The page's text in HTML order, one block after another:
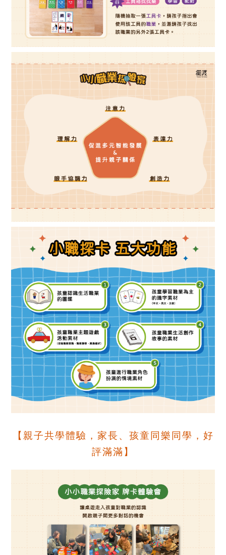
【親子共學體驗，家長、孩童同樂同學，好
評滿滿】